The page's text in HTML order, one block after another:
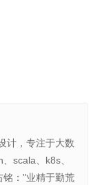
计，专注于大数
scala、k8s、
："业精于勤荒